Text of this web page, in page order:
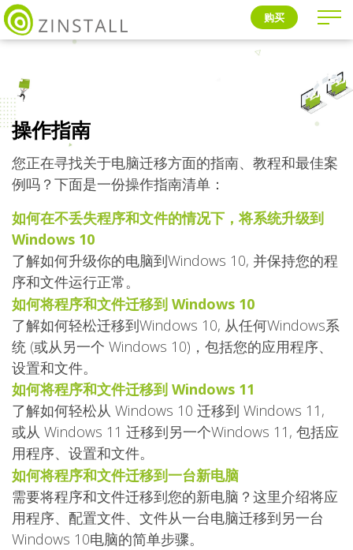
购买
操作指南
您正在寻找关于电脑迁移方面的指南、教程和最佳案
例吗？下面是一份操作指南清单：
如何在不丢失程序和文件的情况下，将系统升级到
Windows 10
了解如何升级你的电脑到Windows 10, 并保持您的程
序和文件运行正常。
如何将程序和文件迁移到 Windows 10
了解如何轻松迁移到Windows 10, 从任何Windows系
统 (或从另一个 Windows 10)，包括您的应用程序、
设置和文件。
如何将程序和文件迁移到 Windows 11
了解如何轻松从 Windows 10 迁移到 Windows 11,
或从 Windows 11 迁移到另一个Windows 11, 包括应
用程序、设置和文件。
如何将程序和文件迁移到一台新电脑
需要将程序和文件迁移到您的新电脑？这里介绍将应
用程序、配置文件、文件从一台电脑迁移到另一台
Windows 10电脑的简单步骤。